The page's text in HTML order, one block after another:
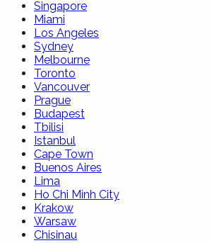
Singapore
Miami
Los Angeles
Sydney
Melbourne
Toronto
Vancouver
Prague
Budapest
Tbilisi
Istanbul
Cape Town
Buenos Aires
Lima
Ho Chi Minh City
Krakow
Warsaw
Chisinau